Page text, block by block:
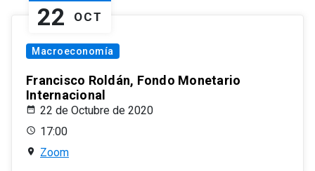
22 OCT
Macroeconomía
Francisco Roldán, Fondo Monetario
Internacional
22 de Octubre de 2020
17:00
Zoom